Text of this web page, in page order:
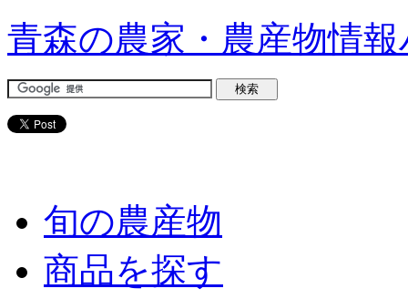
青森の農家・農産物情
旬の農産物
商品を探す